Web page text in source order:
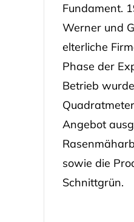
Fundament.
Werner und
elterliche
Phase der
Betrieb
Angebot
sowie die
Schnittgrün.